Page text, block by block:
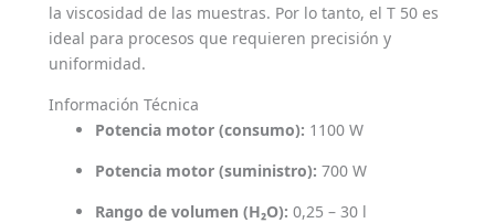
la viscosidad de las muestras. Por lo tanto, el T 50 es
ideal para procesos que requieren precisión y
uniformidad.
Información Técnica
Potencia motor (consumo): 1100 W
Potencia motor (suministro): 700 W
Rango de volumen (H₂O): 0,25 – 30 l